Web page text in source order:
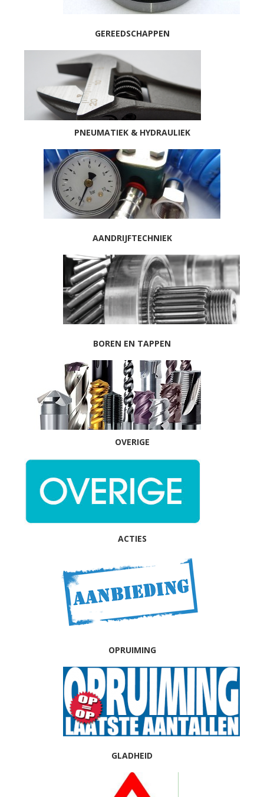
GEREEDSCHAPPEN
PNEUMATIEK & HYDRAULIEK
AANDRIJFTECHNIEK
BOREN EN TAPPEN
OVERIGE
ACTIES
OPRUIMING
GLADHEID